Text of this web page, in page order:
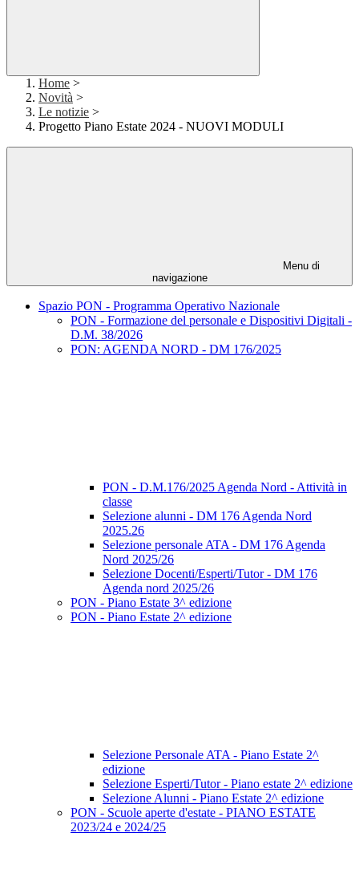
Home >
Novità >
Le notizie >
Progetto Piano Estate 2024 - NUOVI MODULI
Menu di
navigazione
Spazio PON - Programma Operativo Nazionale
PON - Formazione del personale e Dispositivi Digitali -
D.M. 38/2026
PON: AGENDA NORD - DM 176/2025
PON - D.M.176/2025 Agenda Nord - Attività in
classe
Selezione alunni - DM 176 Agenda Nord
2025.26
Selezione personale ATA - DM 176 Agenda
Nord 2025/26
Selezione Docenti/Esperti/Tutor - DM 176
Agenda nord 2025/26
PON - Piano Estate 3^ edizione
PON - Piano Estate 2^ edizione
Selezione Personale ATA - Piano Estate 2^
edizione
Selezione Esperti/Tutor - Piano estate 2^ edizione
Selezione Alunni - Piano Estate 2^ edizione
PON - Scuole aperte d'estate - PIANO ESTATE
2023/24 e 2024/25